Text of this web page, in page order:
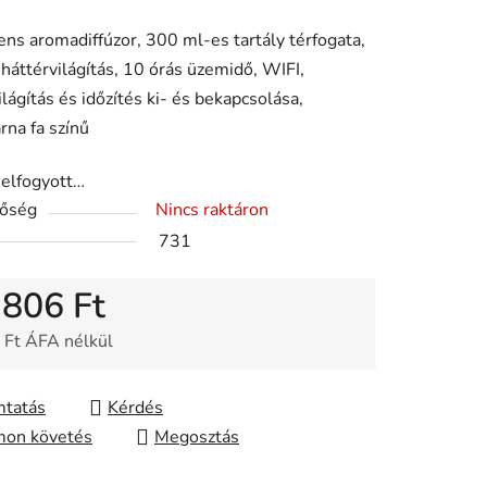
aromadiffúzor, 300 ml-es tartály térfogata,
10 órás üzemidő, WIFI,
és időzítés ki- és bekapcsolása,
fa színű
Nincs raktáron
731
Ft
ÁFA nélkül
Kérdés
követés
Megosztás